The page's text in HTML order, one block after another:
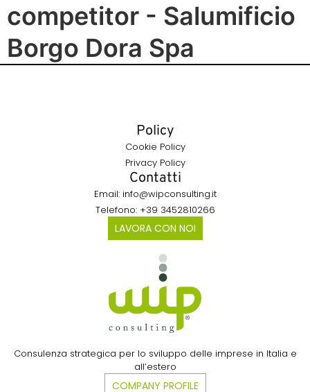
competitor - Salumificio
Borgo Dora Spa
Consulenza strategica per lo sviluppo delle imprese in Italia e
all’estero​
COMPANY PROFILE
Policy
Cookie Policy
Privacy Policy
Contatti
Email: info@wipconsulting.it
Telefono: +39 3452810266
LAVORA CON NOI